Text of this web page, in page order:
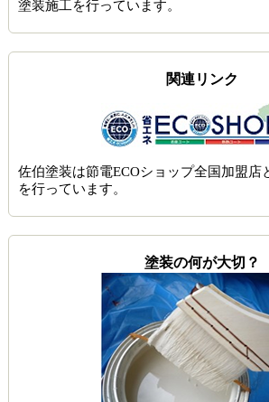
塗装施工を行っています。
関連リンク
佐伯塗装は節電ECOショップ全国加盟店
を行っています。
塗装の何が大切？